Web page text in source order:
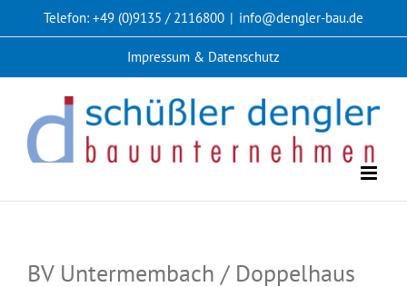
Telefon: +49 (0)9135 / 2116800 | info@dengler-bau.de
Impressum & Datenschutz
BV Untermembach / Doppelhaus